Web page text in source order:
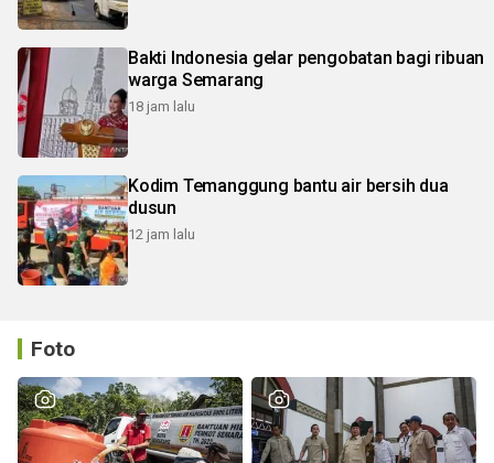
Bakti Indonesia gelar pengobatan bagi ribuan
warga Semarang
18 jam lalu
Kodim Temanggung bantu air bersih dua
dusun
12 jam lalu
Foto